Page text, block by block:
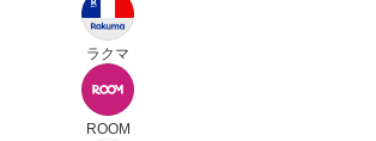
ラクマ
ROOM